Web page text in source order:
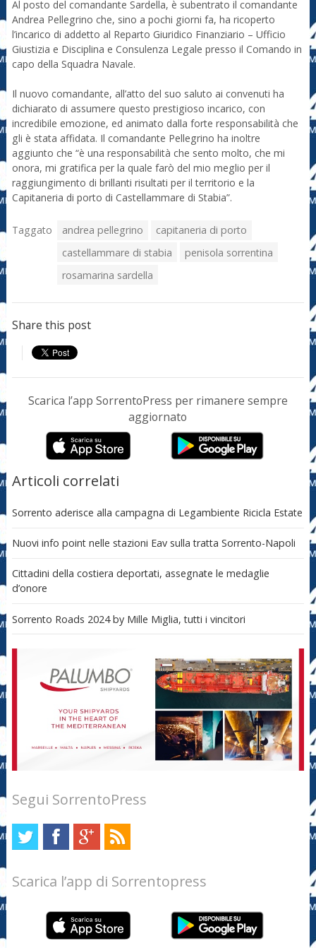
Al posto del comandante Sardella, è subentrato il comandante
Andrea Pellegrino che, sino a pochi giorni fa, ha ricoperto
l’incarico di addetto al Reparto Giuridico Finanziario – Ufficio
Giustizia e Disciplina e Consulenza Legale presso il Comando in
capo della Squadra Navale.
Il nuovo comandante, all’atto del suo saluto ai convenuti ha
dichiarato di assumere questo prestigioso incarico, con
incredibile emozione, ed animato dalla forte responsabilità che
gli è stata affidata. Il comandante Pellegrino ha inoltre
aggiunto che “è una responsabilità che sento molto, che mi
onora, mi gratifica per la quale farò del mio meglio per il
raggiungimento di brillanti risultati per il territorio e la
Capitaneria di porto di Castellammare di Stabia”.
Taggato andrea pellegrino
capitaneria di porto
castellammare di stabia
penisola sorrentina
rosamarina sardella
Share this post
Scarica l’app SorrentoPress per rimanere sempre
aggiornato
Articoli correlati
Sorrento aderisce alla campagna di Legambiente Ricicla Estate
Nuovi info point nelle stazioni Eav sulla tratta Sorrento-Napoli
Cittadini della costiera deportati, assegnate le medaglie
d’onore
Sorrento Roads 2024 by Mille Miglia, tutti i vincitori
Segui SorrentoPress
Scarica l’app di Sorrentopress